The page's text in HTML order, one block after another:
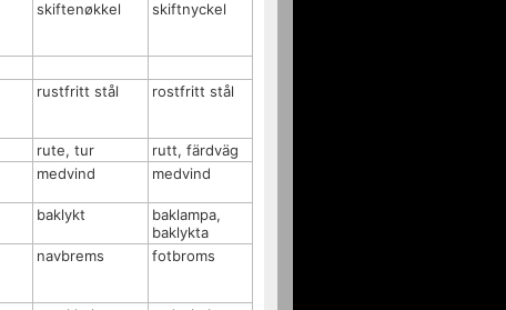
skiftenøkkel skiftnyckel
rustfritt stål rostfritt stål
rute, tur
rutt, färdväg
medvind medvind
baklykt
baklampa,
baklykta
navbrems fotbroms